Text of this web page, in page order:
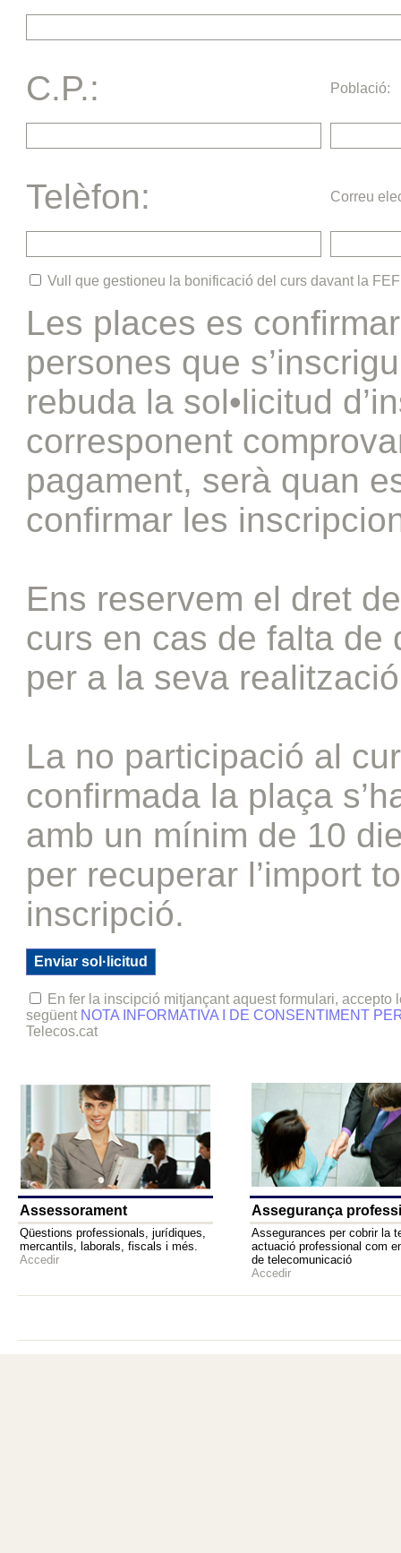
C.P.: Població:
Telèfon: Correu
Vull que gestioneu la bonificació del curs davant la
Les places es
persones que
rebuda la sol•licitud
corresponent
pagament, serà quan
confirmar les
Ens reservem el dret
curs en cas de falta de
per a la seva
La no participació al
confirmada la plaça
amb un mínim de 10
per recuperar l’import
inscripció.
En fer la inscipció mitjançant aquest formulari, accepto
següent NOTA INFORMATIVA I DE CONSENTIMENT
Telecos.cat
Assessorament Assegurança
Qüestions professionals, jurídiques,
mercantils, laborals, fiscals i més.
Accedir
Assegurances per cobrir la
actuació professional com
de telecomunicació
Accedir